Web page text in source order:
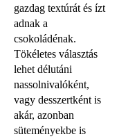
gazdag textúrát és ízt
adnak a
csokoládénak.
Tökéletes választás
lehet délutáni
nassolnivalóként,
vagy desszertként is
akár, azonban
süteményekbe is